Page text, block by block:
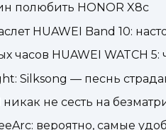
полюбить HONOR X8c
HUAWEI Band 10:
часов HUAWEI WATCH
Silksong — песнь
не сесть на
вероятно, самые